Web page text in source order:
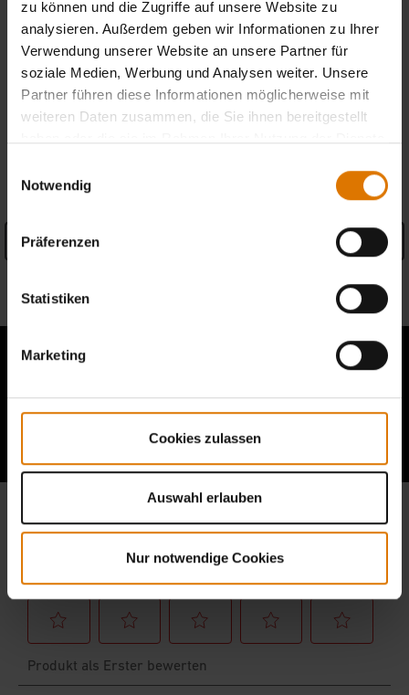
zu können und die Zugriffe auf unsere Website zu
analysieren. Außerdem geben wir Informationen zu Ihrer
Verwendung unserer Website an unsere Partner für
soziale Medien, Werbung und Analysen weiter. Unsere
Partner führen diese Informationen möglicherweise mit
weiteren Daten zusammen, die Sie ihnen bereitgestellt
Notwendig
Präferenzen
Statistiken
Marketing
Cookies zulassen
Auswahl erlauben
Nur notwendige Cookies
Kostenlose Retouren (Mehr Informationen)
Berichte von anderen Grillern lesen